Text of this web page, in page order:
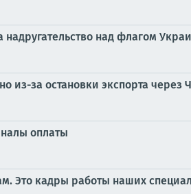
надругательство над флагом
из-за остановки экспорта через
оплаты
Это кадры работы наших